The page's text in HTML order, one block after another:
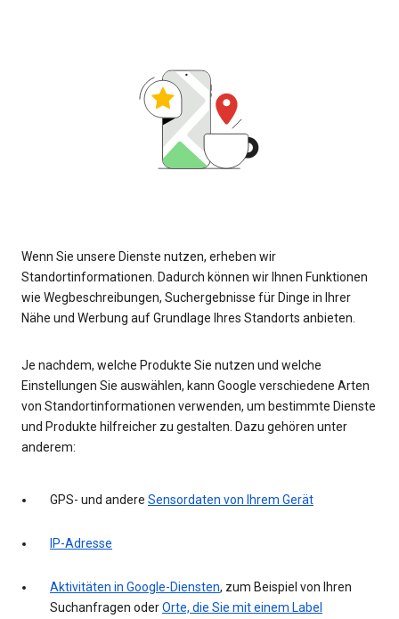
Wenn Sie unsere Dienste nutzen, erheben wir
Standortinformationen. Dadurch können wir Ihnen Funktionen
wie Wegbeschreibungen, Suchergebnisse für Dinge in Ihrer
Nähe und Werbung auf Grundlage Ihres Standorts anbieten.
Je nachdem, welche Produkte Sie nutzen und welche
Einstellungen Sie auswählen, kann Google verschiedene Arten
von Standortinformationen verwenden, um bestimmte Dienste
und Produkte hilfreicher zu gestalten. Dazu gehören unter
anderem:
GPS- und andere Sensordaten von Ihrem Gerät
IP-Adresse
Aktivitäten in Google-Diensten, zum Beispiel von Ihren
Suchanfragen oderOrte, die Sie mit einem Label